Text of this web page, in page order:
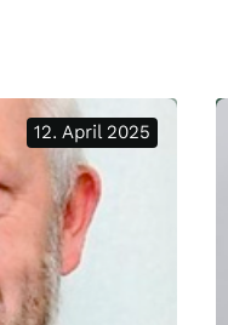
12. April 2025